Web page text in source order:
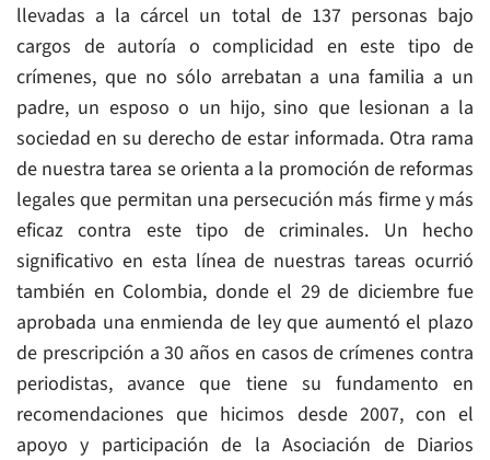
llevadas a la cárcel un total de 137 personas bajo
cargos de autoría o complicidad en este tipo de
crímenes, que no sólo arrebatan a una familia a un
padre, un esposo o un hijo, sino que lesionan a la
sociedad en su derecho de estar informada. Otra rama
de nuestra tarea se orienta a la promoción de reformas
legales que permitan una persecución más firme y más
eficaz contra este tipo de criminales. Un hecho
significativo en esta línea de nuestras tareas ocurrió
también en Colombia, donde el 29 de diciembre fue
aprobada una enmienda de ley que aumentó el plazo
de prescripción a 30 años en casos de crímenes contra
periodistas, avance que tiene su fundamento en
recomendaciones que hicimos desde 2007, con el
apoyo y participación de la Asociación de Diarios